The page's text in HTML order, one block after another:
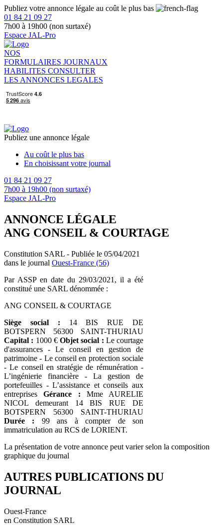
Publiez votre annonce légale au coût le plus bas
01 84 21 09 27
7h00 à 19h00 (non surtaxé)
Espace JAL-Pro
NOS
FORMULAIRES JOURNAUX
HABILITES CONSULTER
LES ANNONCES LEGALES
Publiez une annonce légale
Au coût le plus bas
En choisissant votre journal
01 84 21 09 27
7h00 à 19h00 (non surtaxé)
Espace JAL-Pro
ANNONCE LÉGALE
ANG CONSEIL & COURTAGE
Constitution SARL - Publiée le 05/04/2021
dans le journal Ouest-France (56)
Par ASSP en date du 29/03/2021, il a été
constitué une SARL dénommée :
ANG CONSEIL & COURTAGE
Siège social : 14 BIS RUE DE
BOTSPERN 56300 SAINT-THURIAU
Capital : 1000 € Objet social : Le courtage
d'assurances - Le conseil en gestion de
patrimoine - Le conseil en protection sociale
- Le conseil en stratégie de rémunération -
L’ingénierie financière - La gestion de
portefeuilles - L’assistance et conseils aux
entreprisesGérance : Mme AURELIE
NICOL demeurant 14 BIS RUE DE
BOTSPERN 56300 SAINT-THURIAU
Durée : 99 ans à compter de son
immatriculation au RCS de LORIENT.
La présentation de votre annonce peut varier selon la composition
graphique du journal
AUTRES PUBLICATIONS DU
JOURNAL
Ouest-France
en Constitution SARL